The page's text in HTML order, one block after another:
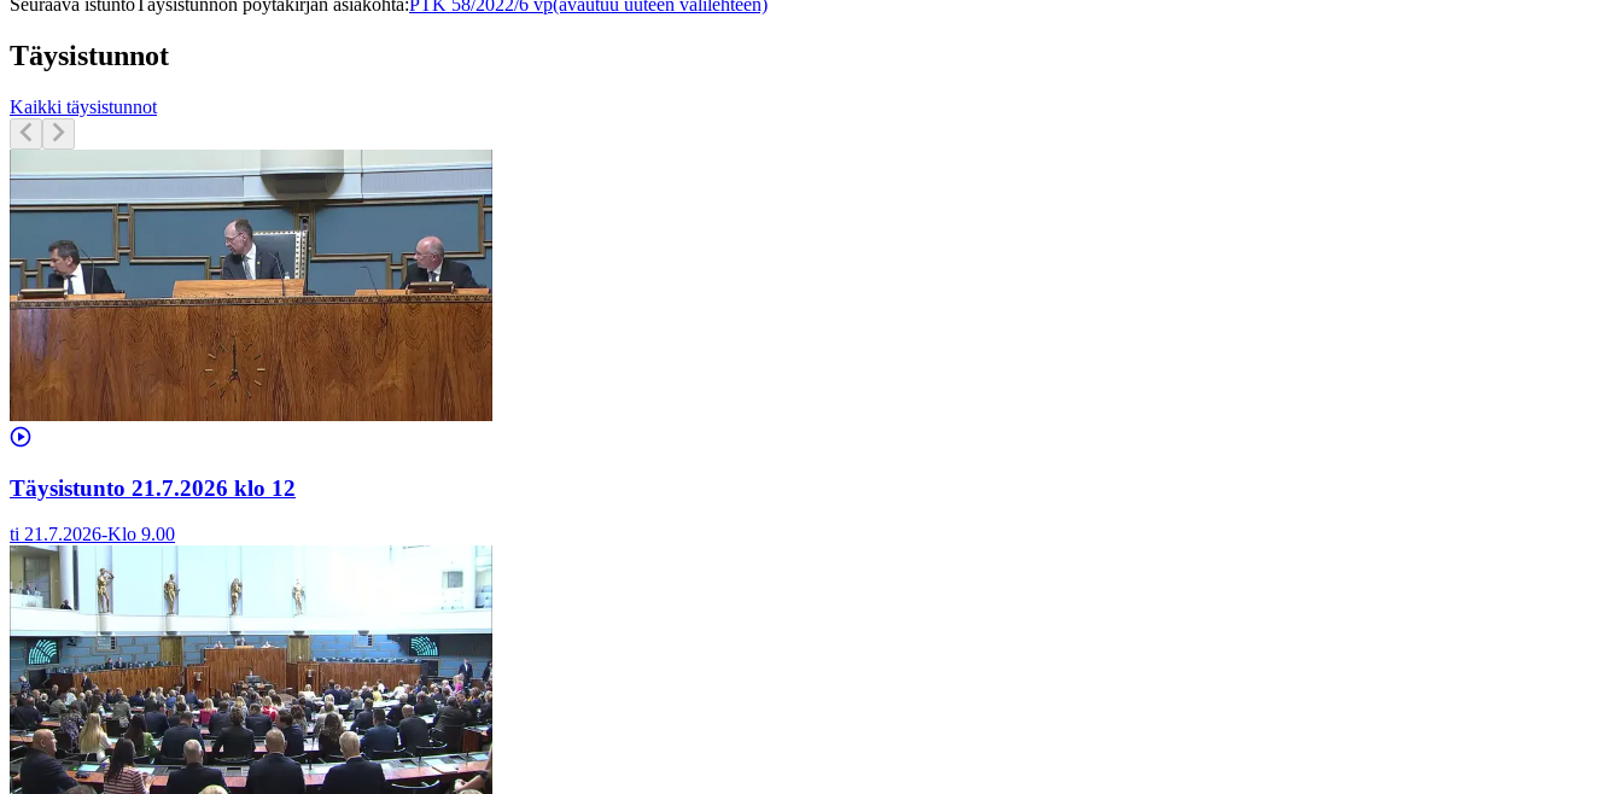
Seuraava istuntoTäysistunnon pöytäkirjan asiakohta:PTK 58/2022/6 vp(avautuu uuteen välilehteen)
Täysistunnot
Kaikki täysistunnot
Täysistunto 21.7.2026 klo 12
ti 21.7.2026-Klo 9.00